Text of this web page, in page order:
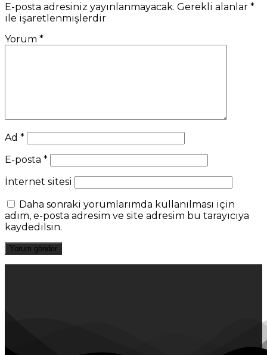
E-posta adresiniz yayınlanmayacak. Gerekli alanlar *
ile işaretlenmişlerdir
Yorum *
Ad *
E-posta *
İnternet sitesi
Daha sonraki yorumlarımda kullanılması için
adım, e-posta adresim ve site adresim bu tarayıcıya
kaydedilsin.